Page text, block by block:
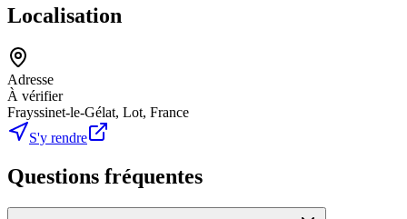
Localisation
Adresse
À vérifier
Frayssinet-le-Gélat, Lot, France
S'y rendre
Questions fréquentes